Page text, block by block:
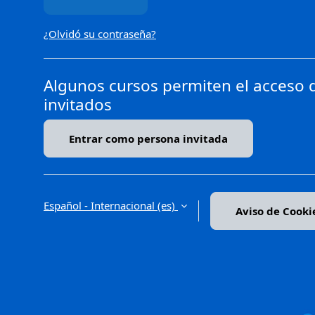
¿Olvidó su contraseña?
Algunos cursos permiten el acceso
invitados
Entrar como persona invitada
Español - Internacional ‎(es)‎ Aviso de